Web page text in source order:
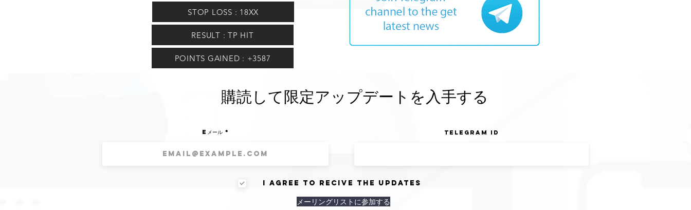
STOP LOSS : 18XX
RESULT : TP HIT
POINTS GAINED : +3587
購読して限定アップデートを入手する
Eメール Telegram ID
I agree to recive the updates
メーリングリストに参加する